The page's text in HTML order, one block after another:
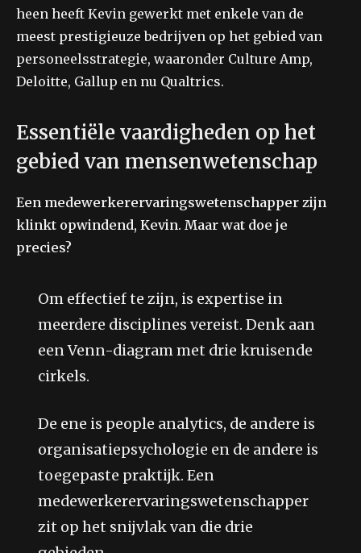
heen heeft Kevin gewerkt met enkele van de
meest prestigieuze bedrijven op het gebied van
personeelsstrategie, waaronder Culture Amp,
Deloitte, Gallup en nu Qualtrics.
Essentiële vaardigheden op het
gebied van mensenwetenschap
Een medewerkerervaringswetenschapper zijn
klinkt opwindend, Kevin. Maar wat doe je
precies?
Om effectief te zijn, is expertise in
meerdere disciplines vereist. Denk aan
een Venn-diagram met drie kruisende
cirkels.
De ene is people analytics, de andere is
organisatiepsychologie en de andere is
toegepaste praktijk. Een
medewerkerervaringswetenschapper
zit op het snijvlak van die drie